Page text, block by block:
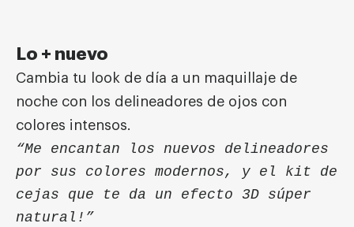
Lo + nuevo
Cambia tu look de día a un maquillaje de
noche con los delineadores de ojos con
colores intensos.
“Me encantan los nuevos delineadores
por sus colores modernos, y el kit de
cejas que te da un efecto 3D súper
natural!”